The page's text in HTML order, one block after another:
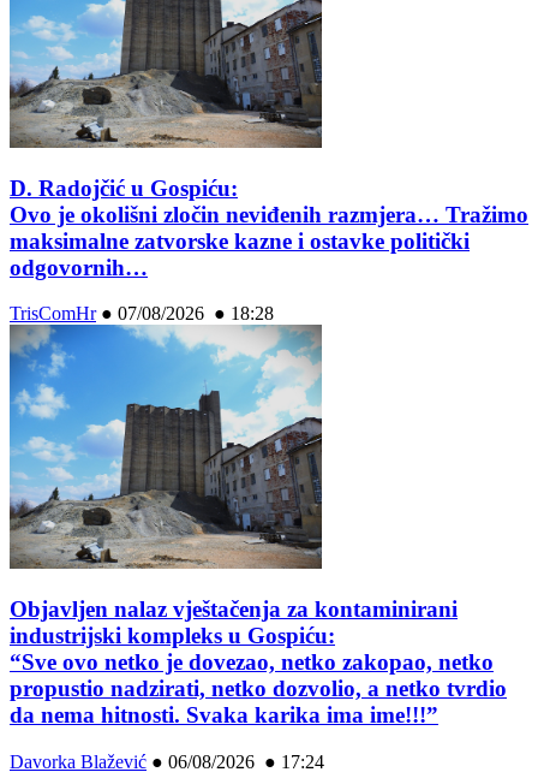
D. Radojčić u Gospiću:
Ovo je okolišni zločin neviđenih razmjera… Tražimo
maksimalne zatvorske kazne i ostavke politički
odgovornih…
TrisComHr● 07/08/2026 ● 18:28
Objavljen nalaz vještačenja za kontaminirani
industrijski kompleks u Gospiću:
“Sve ovo netko je dovezao, netko zakopao, netko
propustio nadzirati, netko dozvolio, a netko tvrdio
da nema hitnosti. Svaka karika ima ime!!!”
Davorka Blažević ● 06/08/2026 ● 17:24